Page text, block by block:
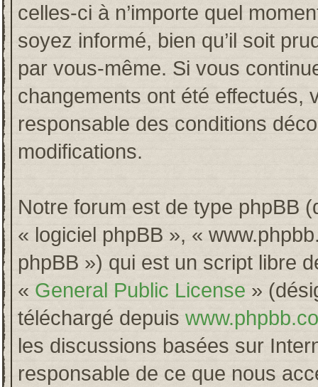
celles-ci à n’importe quel
soyez informé, bien qu’il soit
par vous-même. Si vous
changements ont été effectués,
responsable des conditions
modifications.
Notre forum est de type phpBB
« logiciel phpBB », «
phpBB ») qui est un script libre
« General Public License »
téléchargé depuis
les discussions basées sur
responsable de ce que nous